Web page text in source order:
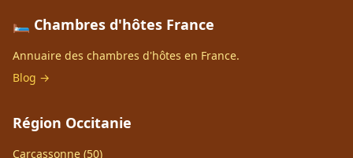
🛏️ Chambres d'hôtes France
Annuaire des chambres d'hôtes en France.
Blog →
Région Occitanie
Carcassonne (50)